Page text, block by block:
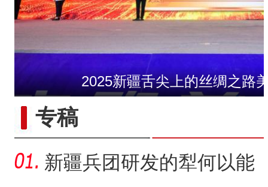
新疆石河子：打造“空中丝
2025新疆舌尖上的丝绸之路
专稿
新疆兵团研发的犁何以能